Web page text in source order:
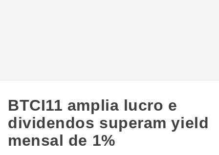
BTCI11 amplia lucro e
dividendos superam yield
mensal de 1%